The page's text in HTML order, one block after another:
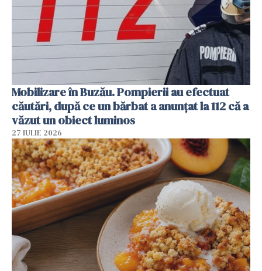
Mobilizare în Buzău. Pompierii au efectuat
căutări, după ce un bărbat a anunțat la 112 că a
văzut un obiect luminos
27 IULIE 2026